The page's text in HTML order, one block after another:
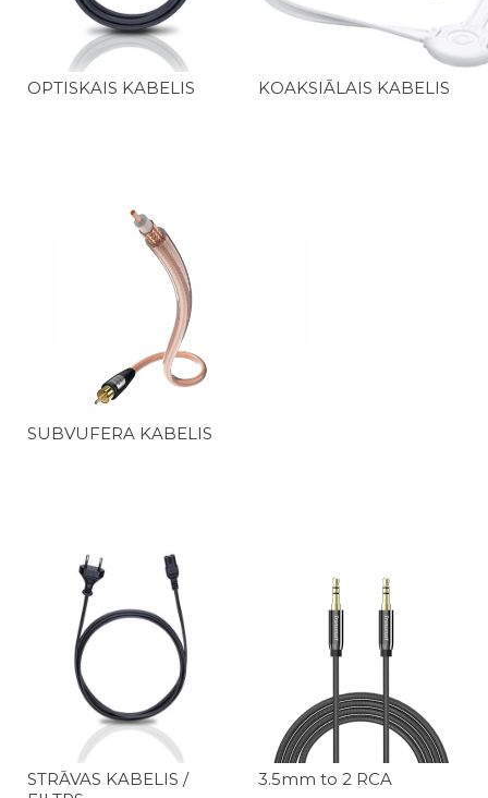
OPTISKAIS KABELIS KOAKSIĀLAIS KABELIS
SUBVUFERA KABELIS
STRĀVAS KABELIS /
3.5mm to 2 RCA